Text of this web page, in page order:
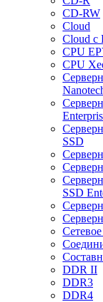
CD-RW
Cloud
Cloud
CPU
CPU
SSD
SSD
DDR II
DDR3
DDR4